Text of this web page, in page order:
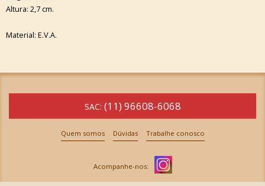
Altura: 2,7 cm.
Material: E.V.A.
SAC: (11) 96608-6068
Quem somos Dúvidas Trabalhe conosco